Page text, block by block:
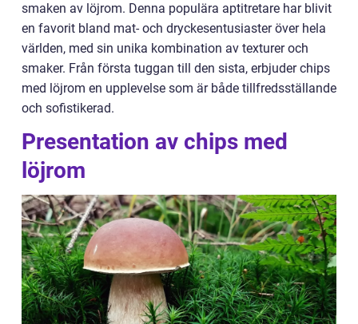
smaken av löjrom. Denna populära aptitretare har blivit
en favorit bland mat- och dryckesentusiaster över hela
världen, med sin unika kombination av texturer och
smaker. Från första tuggan till den sista, erbjuder chips
med löjrom en upplevelse som är både tillfredsställande
och sofistikerad.
Presentation av chips med
löjrom